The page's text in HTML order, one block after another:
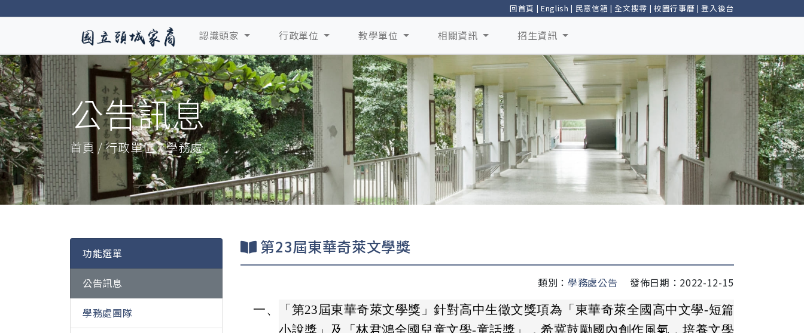
回首頁 | English | 民意信箱 |全文搜尋 | 校園行事曆 |登入後台
認識頭家 行政單位 教學單位 相關資訊 招生資訊
公告訊息
首頁 / 行政單位 / 學務處
功能選單
公告訊息
學務處團隊
第23屆東華奇萊文學獎
類別： 學務處公告
發佈日期：2022-12-15
一、
「第23屆東華奇萊文學獎」針對高中生徵文獎項為「東華奇萊全國高中文學-短篇